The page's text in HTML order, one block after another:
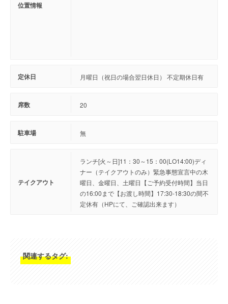
位置情報
定休日 月曜日（祝日の場合翌日休日） 不定期休日有
席数 20
駐車場 無
テイクアウト
ランチ[火～日]11：30～15：00(LO14:00)ディ
ナー（テイクアウトのみ）緊急事態宣言中の木
曜日、金曜日、土曜日【ご予約受付時間】当日
の16:00まで【お渡し時間】17:30-18:30の間不
定休有（HPにて、ご確認出来ます）
関連するタグ: